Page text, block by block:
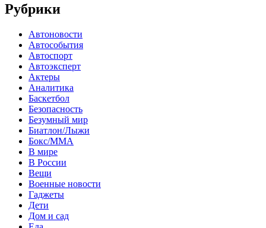
Рубрики
Автоновости
Автособытия
Автоспорт
Автоэксперт
Актеры
Аналитика
Баскетбол
Безопасность
Безумный мир
Биатлон/Лыжи
Бокс/MMA
В мире
В России
Вещи
Военные новости
Гаджеты
Дети
Дом и сад